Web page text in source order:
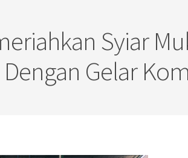
Syiar
Dengan Gelar